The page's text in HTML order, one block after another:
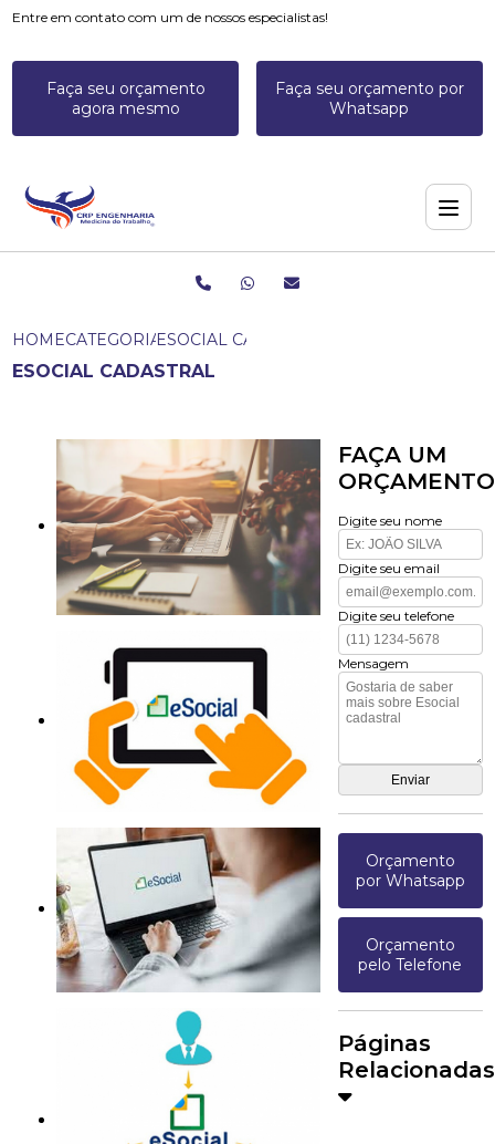
Entre em contato com um de nossos especialistas!
Faça seu orçamento
agora mesmo
Faça seu orçamento por
Whatsapp
HOMECATEGORIASESOCIAL CADASTRAL
ESOCIAL CADASTRAL
FAÇA UM
ORÇAMENTO
Digite seu nome
Digite seu email
Digite seu telefone
Mensagem
Orçamento
por Whatsapp
Orçamento
pelo Telefone
Páginas
Relacionadas